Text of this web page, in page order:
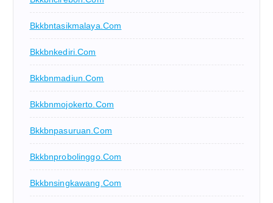
Bkkbntasikmalaya.com
Bkkbnkediri.com
Bkkbnmadiun.com
Bkkbnmojokerto.com
Bkkbnpasuruan.com
Bkkbnprobolinggo.com
Bkkbnsingkawang.com